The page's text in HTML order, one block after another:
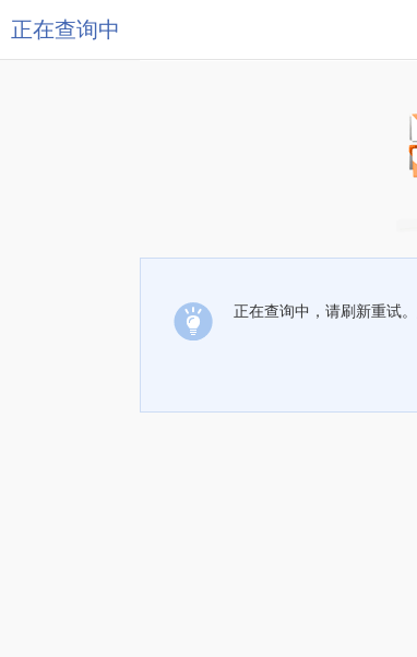
正在查询中
正在查询中，请刷新重试。